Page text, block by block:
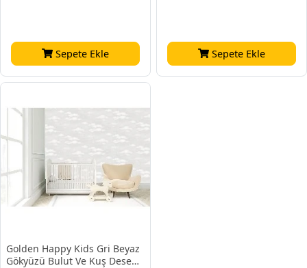
Sepete Ekle Sepete Ekle
Golden Happy Kids Gri Beyaz
Gökyüzü Bulut Ve Kuş Desenli